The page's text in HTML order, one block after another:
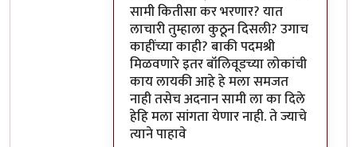
सामी कितीसा कर भरणार? यात
लाचारी तुम्हाला कुठून दिसली? उगाच
काहींच्या काही? बाकी पदमश्री
मिळवणारे इतर बॉलिवूडच्या लोकांची
काय लायकी आहे हे मला समजत
नाही तसेच अदनान सामी ला का दिले
हेहि मला सांगता येणार नाही. ते ज्याचे
त्याने पाहावे